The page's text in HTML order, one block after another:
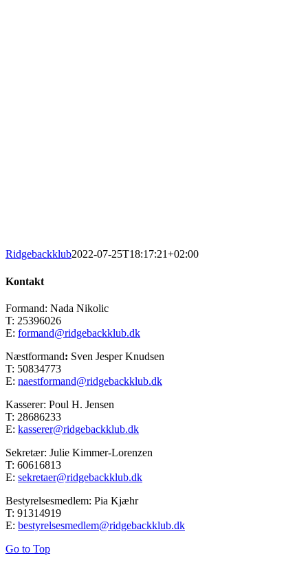
Ridgebackklub2022-07-25T18:17:21+02:00
Kontakt
Formand: Nada Nikolic
T: 25396026
E: formand@ridgebackklub.dk
Næstformand: Sven Jesper Knudsen
T: 50834773
E: naestformand@ridgebackklub.dk
Kasserer: Poul H. Jensen
T: 28686233
E: kasserer@ridgebackklub.dk
Sekretær: Julie Kimmer-Lorenzen
T: 60616813
E: sekretaer@ridgebackklub.dk
Bestyrelsesmedlem: Pia Kjæhr
T: 91314919
E: bestyrelsesmedlem@ridgebackklub.dk
Go to Top